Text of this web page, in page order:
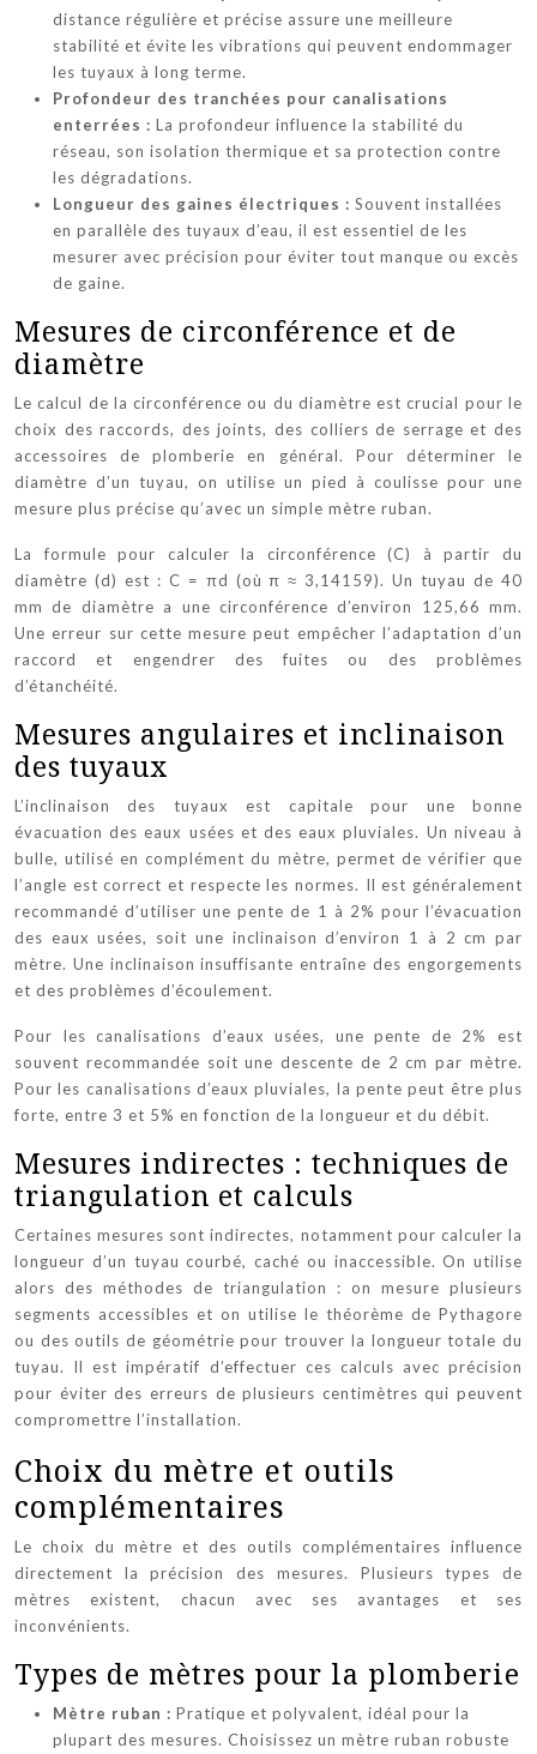
distance régulière et précise assure une meilleure
stabilité et évite les vibrations qui peuvent endommager
les tuyaux à long terme.
Profondeur des tranchées pour canalisations
enterrées : La profondeur influence la stabilité du
réseau, son isolation thermique et sa protection contre
les dégradations.
Longueur des gaines électriques : Souvent installées
en parallèle des tuyaux d’eau, il est essentiel de les
mesurer avec précision pour éviter tout manque ou excès
de gaine.
Mesures de circonférence et de
diamètre
Le calcul de la circonférence ou du diamètre est crucial pour le
choix des raccords, des joints, des colliers de serrage et des
accessoires de plomberie en général. Pour déterminer le
diamètre d’un tuyau, on utilise un pied à coulisse pour une
mesure plus précise qu’avec un simple mètre ruban.
La formule pour calculer la circonférence (C) à partir du
diamètre (d) est : C = πd (où π ≈ 3,14159). Un tuyau de 40
mm de diamètre a une circonférence d’environ 125,66 mm.
Une erreur sur cette mesure peut empêcher l’adaptation d’un
raccord et engendrer des fuites ou des problèmes
d’étanchéité.
Mesures angulaires et inclinaison
des tuyaux
L’inclinaison des tuyaux est capitale pour une bonne
évacuation des eaux usées et des eaux pluviales. Un niveau à
bulle, utilisé en complément du mètre, permet de vérifier que
l’angle est correct et respecte les normes. Il est généralement
recommandé d’utiliser une pente de 1 à 2% pour l’évacuation
des eaux usées, soit une inclinaison d’environ 1 à 2 cm par
mètre. Une inclinaison insuffisante entraîne des engorgements
et des problèmes d’écoulement.
Pour les canalisations d’eaux usées, une pente de 2% est
souvent recommandée soit une descente de 2 cm par mètre.
Pour les canalisations d’eaux pluviales, la pente peut être plus
forte, entre 3 et 5% en fonction de la longueur et du débit.
Mesures indirectes : techniques de
triangulation et calculs
Certaines mesures sont indirectes, notamment pour calculer la
longueur d’un tuyau courbé, caché ou inaccessible. On utilise
alors des méthodes de triangulation : on mesure plusieurs
segments accessibles et on utilise le théorème de Pythagore
ou des outils de géométrie pour trouver la longueur totale du
tuyau. Il est impératif d’effectuer ces calculs avec précision
pour éviter des erreurs de plusieurs centimètres qui peuvent
compromettre l’installation.
Choix du mètre et outils
complémentaires
Le choix du mètre et des outils complémentaires influence
directement la précision des mesures. Plusieurs types de
mètres existent, chacun avec ses avantages et ses
inconvénients.
Types de mètres pour la plomberie
Mètre ruban : Pratique et polyvalent, idéal pour la
plupart des mesures. Choisissez un mètre ruban robuste